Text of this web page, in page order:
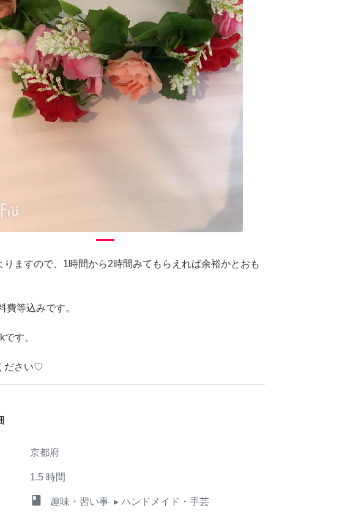
りますので、1時間から2時間みてもらえれば余裕かとおも
費等込みです。
す。
ださい♡
京都府
1.5 時間
class 趣味・習い事 ▸ ハンドメイド・手芸